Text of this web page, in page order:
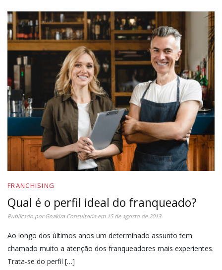
FRANCHISING
Qual é o perfil ideal do franqueado?
Publicado porGoakira Consultoriaem 15 de agosto de 2013
Ao longo dos últimos anos um determinado assunto tem
chamado muito a atenção dos franqueadores mais experientes.
Trata-se do perfil […]